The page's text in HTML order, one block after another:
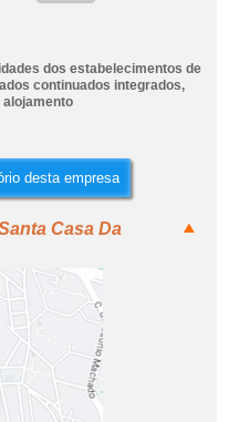
dos estabelecimentos de
continuados integrados,
alojamento
desta empresa
Casa Da